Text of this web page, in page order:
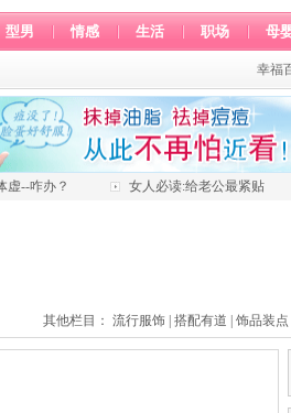
型男 情感 生活 职场 母
幸福
虚--咋办？
女人必读:给老公最紧贴
其他栏目： 流行服饰 搭配有道 饰品装点